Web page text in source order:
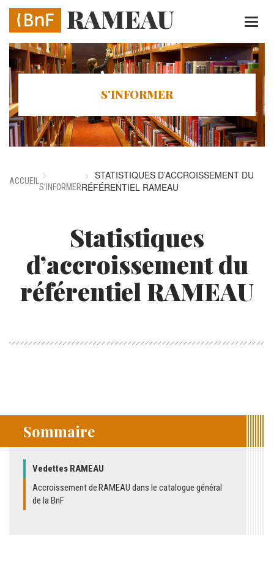
Aller
contenu
principal
S’INFORMER
ACCUEIL
S’INFORMER
STATISTIQUES D’ACCROISSEMENT DU
RÉFÉRENTIEL RAMEAU
Statistiques
d’accroissement du
référentiel RAMEAU
Sommaire
Vedettes RAMEAU
Accroissement de RAMEAU dans le catalogue général
de la BnF